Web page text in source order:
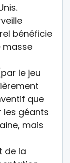
bénéficie
masse
le jeu
que
les géants
mais
de la